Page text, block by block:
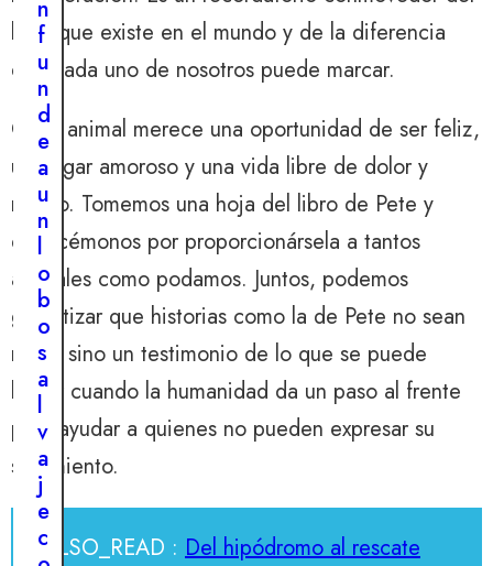
bien que existe en el mundo y de la diferencia
que cada uno de nosotros puede marcar.
Cada animal merece una oportunidad de ser feliz,
un hogar amoroso y una vida libre de dolor y
miedo. Tomemos una hoja del libro de Pete y
esforcémonos por proporcionársela a tantos
animales como podamos. Juntos, podemos
garantizar que historias como la de Pete no sean
raras, sino un testimonio de lo que se puede
lograr cuando la humanidad da un paso al frente
para ayudar a quienes no pueden expresar su
sufrimiento.
ALSO_READ : Del hipódromo al rescate
r
e
v
e
l
a
u
n
d
e
s
c
u
b
r
i
m
i
e
n
t
I
O
6
R
e
s
c
u
e
P
i
t
t
i
e
n
f
u
n
d
e
a
u
n
l
o
b
o
s
a
l
v
a
j
e
c